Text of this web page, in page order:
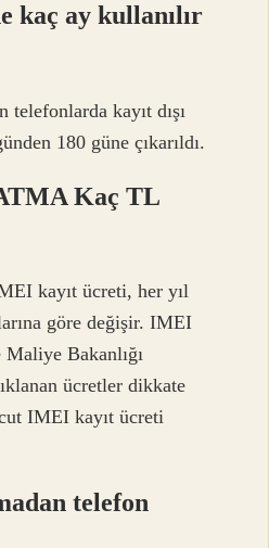
kaç ay kullanılır
telefonlarda kayıt dışı
180 güne çıkarıldı.
Kaç TL
kayıt ücreti, her yıl
göre değişir. IMEI
Bakanlığı
ücretler dikkate
IMEI kayıt ücreti
telefon